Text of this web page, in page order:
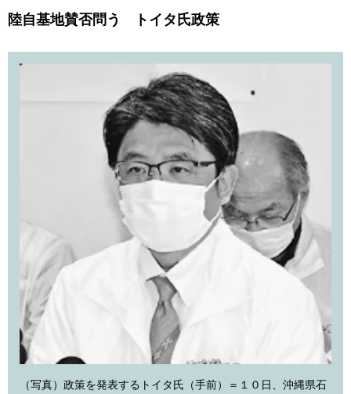
陸自基地賛否問う トイタ氏政策
（写真）政策を発表するトイタ氏（手前）＝１０日、沖縄県石